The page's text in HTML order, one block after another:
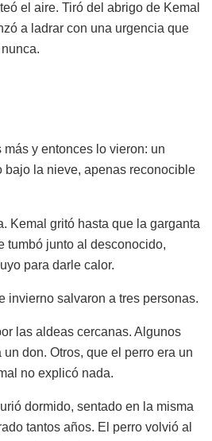
el aire. Tiró del abrigo de Kemal
a ladrar con una urgencia que
y entonces lo vieron: un
bajo la nieve, apenas reconocible
Kemal gritó hasta que la garganta
tumbó junto al desconocido,
para darle calor.
invierno salvaron a tres personas.
las aldeas cercanas. Algunos
don. Otros, que el perro era un
no explicó nada.
dormido, sentado en la misma
tantos años. El perro volvió al